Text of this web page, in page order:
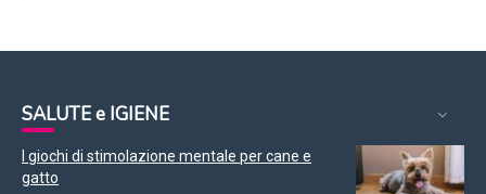
SALUTE e IGIENE
I giochi di stimolazione mentale per cane e
gatto